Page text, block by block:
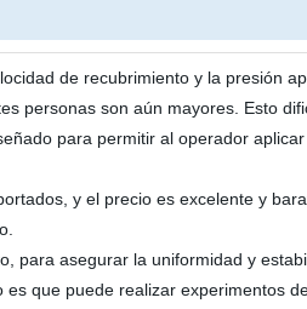
de recubrimiento y la presión
personas son aún mayores. Esto
para permitir al operador
y el precio es excelente y
para asegurar la uniformidad y
que puede realizar experimentos